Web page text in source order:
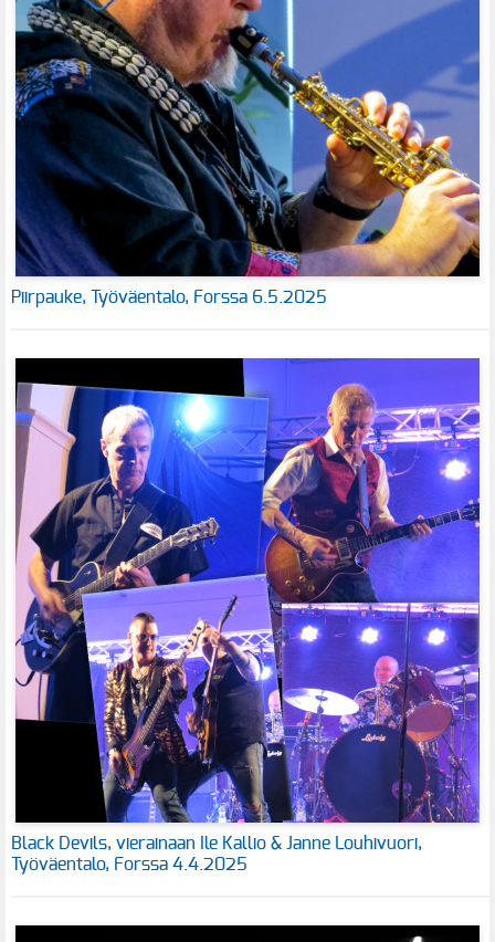
Piirpauke, Työväentalo, Forssa 6.5.2025
Black Devils, vierainaan Ile Kallio & Janne Louhivuori,
Työväentalo, Forssa 4.4.2025